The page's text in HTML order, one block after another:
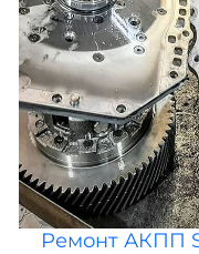
Ремонт АКПП